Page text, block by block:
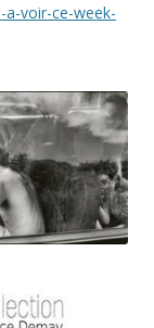
a-voir-ce-week-